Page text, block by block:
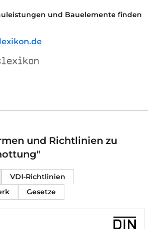
und Bauelemente finden
und Richtlinien zu
VDI-Richtlinien
Gesetze